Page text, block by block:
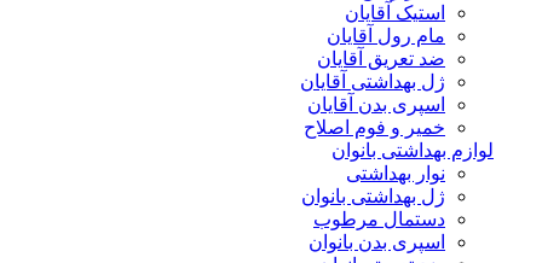
استیک آقایان
مام رول آقایان
ضد تعریق آقایان
ژل بهداشتی آقایان
اسپری بدن آقایان
خمیر و فوم اصلاح
لوازم بهداشتی بانوان
نوار بهداشتی
ژل بهداشتی بانوان
دستمال مرطوب
اسپری بدن بانوان